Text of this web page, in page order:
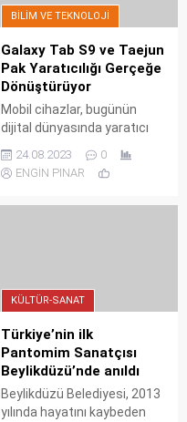
söyleşi ve sanat
etkinlikleriyle devam etti.
BILIM VE TEKNOLOJI
Galaxy Tab S9 ve Taejun
Pak Yaratıcılığı Gerçeğe
Dönüştürüyor
Mobil cihazlar, bugünün
dijital dünyasında yaratıcı
olarak yeni fikir ve buluşları
hayata geçiriyor.
24.08.2023
0
ENGİN PINAR
KÜLTÜR-SANAT
Türkiye’nin ilk
Pantomim Sanatçısı
Beylikdüzü’nde anıldı
Beylikdüzü Belediyesi, 2013
yılında hayatını kaybeden